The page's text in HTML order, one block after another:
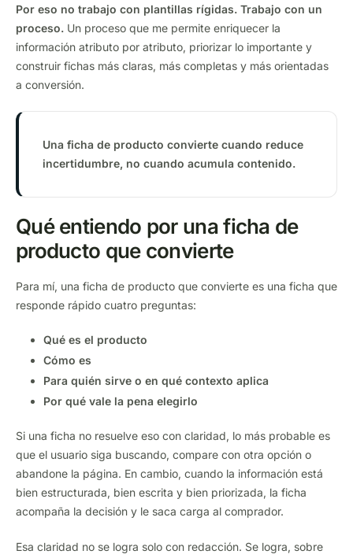
Por eso no trabajo con plantillas rígidas. Trabajo con un
proceso. Un proceso que me permite enriquecer la
información atributo por atributo, priorizar lo importante y
construir fichas más claras, más completas y más orientadas
a conversión.
Una ficha de producto convierte cuando reduce
incertidumbre, no cuando acumula contenido.
Qué entiendo por una ficha de
producto que convierte
Para mí, una ficha de producto que convierte es una ficha que
responde rápido cuatro preguntas:
Qué es el producto
Cómo es
Para quién sirve o en qué contexto aplica
Por qué vale la pena elegirlo
Si una ficha no resuelve eso con claridad, lo más probable es
que el usuario siga buscando, compare con otra opción o
abandone la página. En cambio, cuando la información está
bien estructurada, bien escrita y bien priorizada, la ficha
acompaña la decisión y le saca carga al comprador.
Esa claridad no se logra solo con redacción. Se logra, sobre